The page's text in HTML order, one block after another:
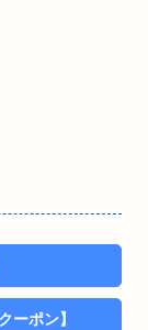
ーポン】